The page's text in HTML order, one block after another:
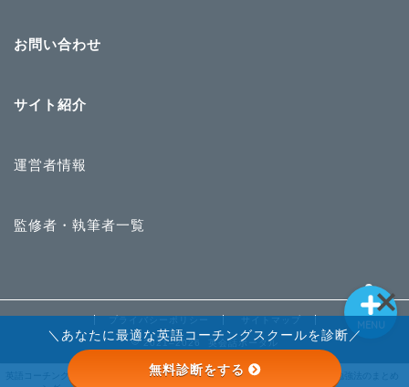
お問い合わせ
サイト紹介
運営者情報
監修者・執筆者一覧
2021–2026 英会話ポータル
英語コーチングランキ
ライザップイングリッ
STRAIL 英語勉強法のまとめ
MENU
＼あなたに最適な英語コーチングスクールを診断／
無料診断をする